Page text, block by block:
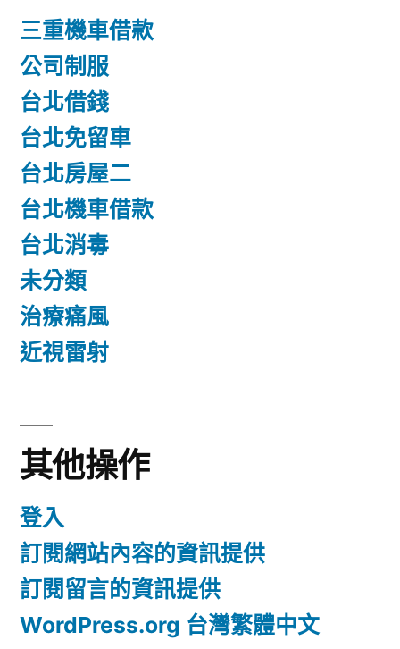
三重機車借款
公司制服
台北借錢
台北免留車
台北房屋二
台北機車借款
台北消毒
未分類
治療痛風
近視雷射
其他操作
登入
訂閱網站內容的資訊提供
訂閱留言的資訊提供
WordPress.org 台灣繁體中文